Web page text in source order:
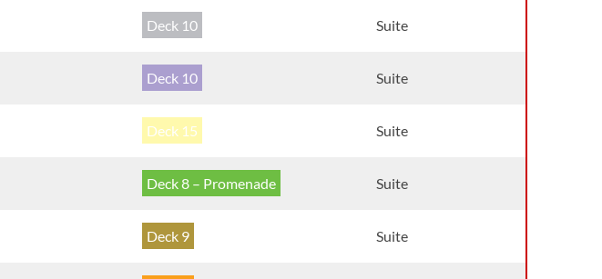
Deck 10 Suite
Deck 10 Suite
Deck 15 Suite
Deck 8 – Promenade Suite
Deck 9 Suite